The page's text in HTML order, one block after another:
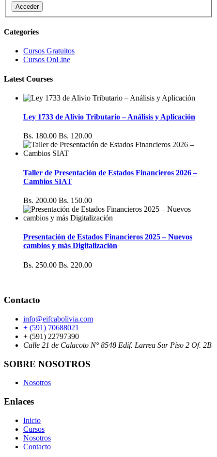
Acceder
Categories
Cursos Gratuitos
Cursos OnLine
Latest Courses
Ley 1733 de Alivio Tributario – Análisis y Aplicación
Bs. 180.00 Bs. 120.00
Taller de Presentación de Estados Financieros 2026 –
Cambios SIAT
Bs. 200.00 Bs. 150.00
Presentación de Estados Financieros 2025 – Nuevos
cambios y más Digitalización
Bs. 250.00 Bs. 220.00
Contacto
info@eifcabolivia.com
+ (591) 70688021
+ (591) 22797390
Calle 21 de Calacoto N° 8548 Edif. Larrea Sur Piso 2 Of. 2B
SOBRE NOSOTROS
Nosotros
Enlaces
Inicio
Cursos
Nosotros
Contacto